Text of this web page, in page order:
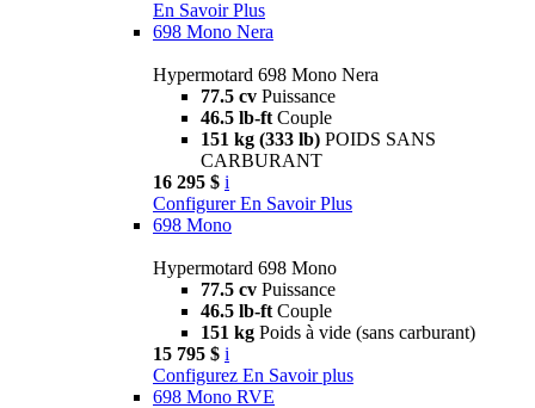
En Savoir Plus
698 Mono Nera
Hypermotard 698 Mono Nera
77.5 cv Puissance
46.5 lb-ft Couple
151 kg (333 lb) POIDS SANS
CARBURANT
16 295 $ i
Configurer En Savoir Plus
698 Mono
Hypermotard 698 Mono
77.5 cv Puissance
46.5 lb-ft Couple
151 kg Poids à vide (sans carburant)
15 795 $ i
Configurez En Savoir plus
698 Mono RVE